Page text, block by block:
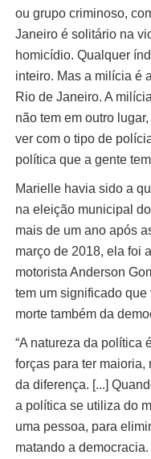
ou grupo criminoso,
Janeiro é solitário na
homicídio. Qualquer
inteiro. Mas a milícia é
Rio de Janeiro. A
não tem em outro
ver com o tipo de
política que a gente
Marielle havia sido a
na eleição municipal
mais de um ano após
março de 2018, ela foi
motorista Anderson
tem um significado que
morte também da
“A natureza da política
forças para ter
da diferença. [...]
a política se utiliza do
uma pessoa, para
matando a